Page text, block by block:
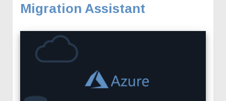
Migration Assistant